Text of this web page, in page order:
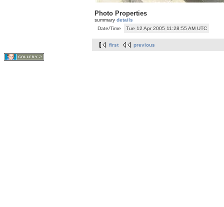
Photo Properties
summary details
Date/Time
Tue 12 Apr 2005 11:28:55 AM UTC
first previous